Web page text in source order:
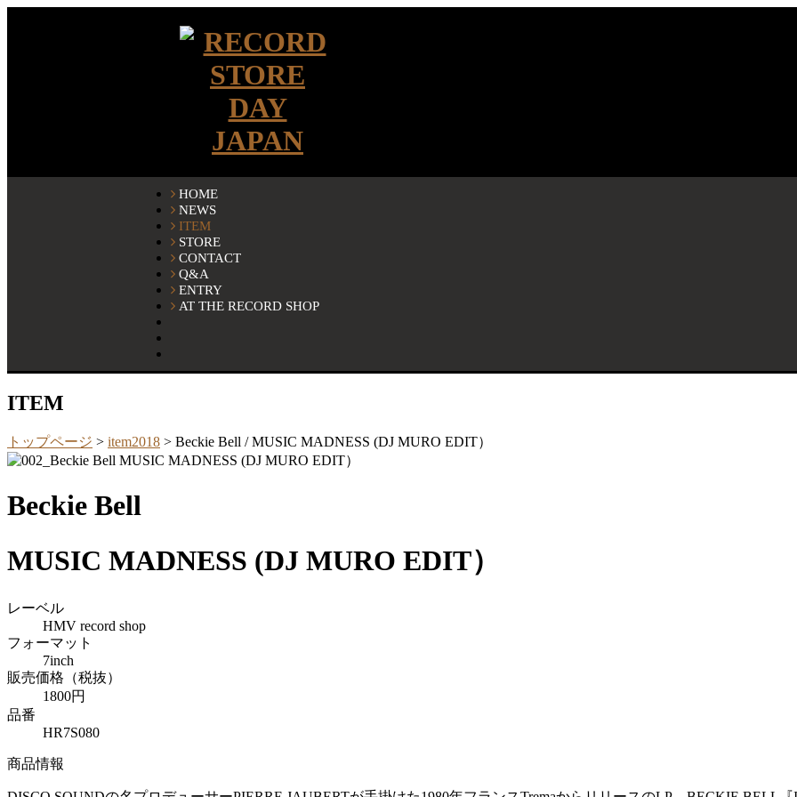
HOME
NEWS
ITEM
STORE
CONTACT
Q&A
ENTRY
AT THE RECORD SHOP
ITEM
トップページ > item2018 > Beckie Bell / MUSIC MADNESS (DJ MURO EDIT）
Beckie Bell
MUSIC MADNESS (DJ MURO EDIT）
レーベル
HMV record shop
フォーマット
7inch
販売価格（税抜）
1800円
品番
HR7S080
商品情報